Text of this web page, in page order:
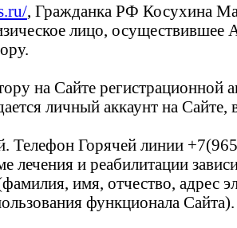
, Гражданка РФ Косухина
лицо,
на Сайте регистрационной
личный аккаунт на Сайте,
Телефон Горячей линии
и реабилитации
имя, отчество, адрес
функционала Сайта).